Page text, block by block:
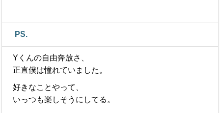
PS.
Yくんの自由奔放さ、
正直僕は憧れていました。
好きなことやって、
いっつも楽しそうにしてる。